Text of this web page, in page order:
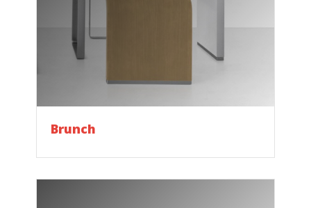
Brunch